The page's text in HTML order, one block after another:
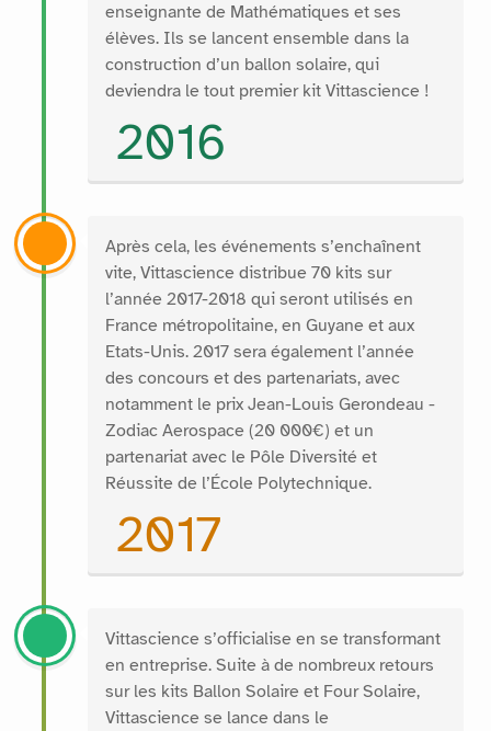
enseignante de Mathématiques et ses
élèves. Ils se lancent ensemble dans la
construction d’un ballon solaire, qui
deviendra le tout premier kit Vittascience !
2016
Après cela, les événements s’enchaînent
vite, Vittascience distribue 70 kits sur
l’année 2017-2018 qui seront utilisés en
France métropolitaine, en Guyane et aux
Etats-Unis. 2017 sera également l’année
des concours et des partenariats, avec
notamment le prix Jean-Louis Gerondeau -
Zodiac Aerospace (20 000€) et un
partenariat avec le Pôle Diversité et
Réussite de l’École Polytechnique.
2017
Vittascience s’officialise en se transformant
en entreprise. Suite à de nombreux retours
sur les kits Ballon Solaire et Four Solaire,
Vittascience se lance dans le